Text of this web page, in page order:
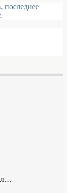
последнее
.